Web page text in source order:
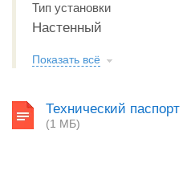
Тип установки
Настенный
Показать всё
Технический паспорт
(1 МБ)